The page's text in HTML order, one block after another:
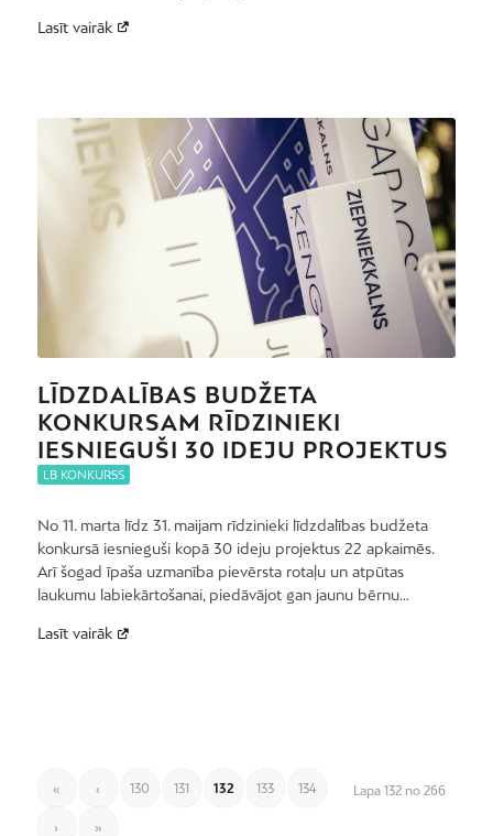
Lasīt vairāk
LĪDZDALĪBAS BUDŽETA
KONKURSAM RĪDZINIEKI
IESNIEGUŠI 30 IDEJU PROJEKTUS
LB KONKURSS
No 11. marta līdz 31. maijam rīdzinieki līdzdalības budžeta
konkursā iesnieguši kopā 30 ideju projektus 22 apkaimēs.
Arī šogad īpaša uzmanība pievērsta rotaļu un atpūtas
laukumu labiekārtošanai, piedāvājot gan jaunu bērnu…
Lasīt vairāk
Lapa 132 no 266
« ‹ 130 131 132 133 134
› »